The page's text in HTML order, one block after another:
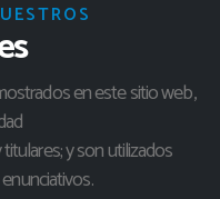
en este sitio web,
y son utilizados